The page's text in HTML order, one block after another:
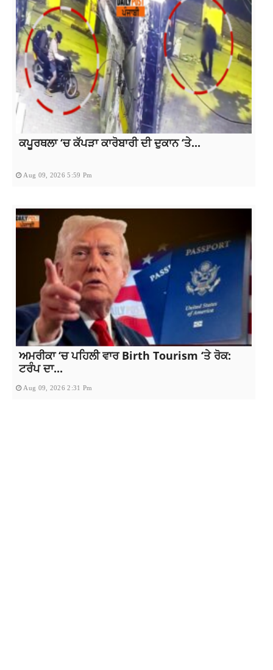
ਕਪੂਰਥਲਾ ‘ਚ ਕੱਪੜਾ ਕਾਰੋਬਾਰੀ ਦੀ ਦੁਕਾਨ ‘ਤੇ...
Aug 09, 2026 5:59 Pm
ਅਮਰੀਕਾ ‘ਚ ਪਹਿਲੀ ਵਾਰ Birth Tourism ‘ਤੇ ਰੋਕ:
ਟਰੰਪ ਦਾ...
Aug 09, 2026 2:31 Pm